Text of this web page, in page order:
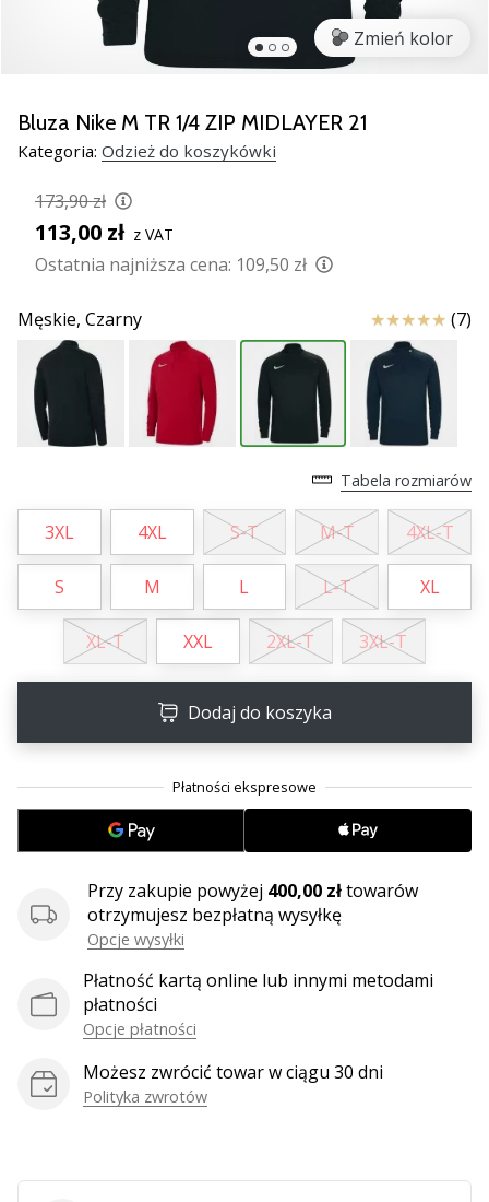
wszystkie
artykuły
Zmień kolor
Bluza Nike M TR 1/4 ZIP MIDLAYER 21
Kategoria: Odzież do koszykówki
173,90 zł
113,00 zł z VAT
Ostatnia najniższa cena: 109,50 zł
Męskie, Czarny Ocena (7)
Tabela rozmiarów
3XL 4XL S-T M-T 4XL-T
S M L L-T XL
XL-T XXL 2XL-T 3XL-T
Dodaj do koszyka
Przy zakupie powyżej 400,00 złtowarów
otrzymujesz bezpłatną wysyłkę
Opcje wysyłki
Płatność kartą online lub innymi metodami
płatności
Opcje płatności
Możesz zwrócić towar w ciągu 30 dni
Polityka zwrotów